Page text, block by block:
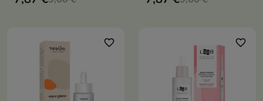
hialuronowym i pantenolem
pomaga odświeżyć, wygładzić i
rozjaśnić naskórek, wspierając
promienny oraz wypoczęty
wygląd skóry
favorite_border favorite_border